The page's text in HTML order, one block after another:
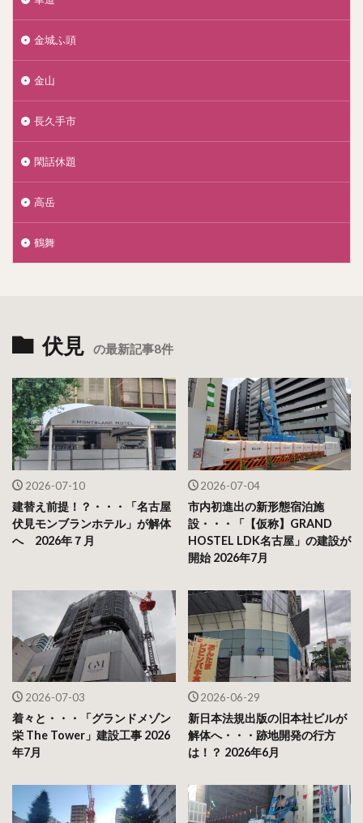
金城ふ頭
金山
長久手市
閑話休題
高岳
鶴舞
伏見 の最新記事8件
2026-07-10
建替え前提！？・・・「名古屋
伏見モンブランホテル」が解体
へ 2026年７月
2026-07-04
市内初進出の新形態宿泊施
設・・・「【仮称】GRAND
HOSTEL LDK名古屋」の建設が
開始 2026年7月
2026-07-03
着々と・・・「グランドメゾン
栄 The Tower」建設工事 2026
年7月
2026-06-29
新日本法規出版の旧本社ビルが
解体へ・・・跡地開発の行方
は！？ 2026年6月